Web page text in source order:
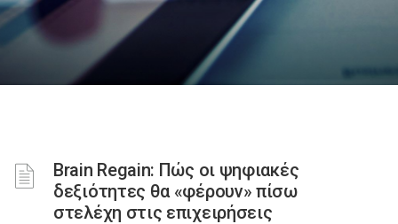
Brain Regain: Πώς οι ψηφιακές
δεξιότητες θα «φέρουν» πίσω
στελέχη στις επιχειρήσεις